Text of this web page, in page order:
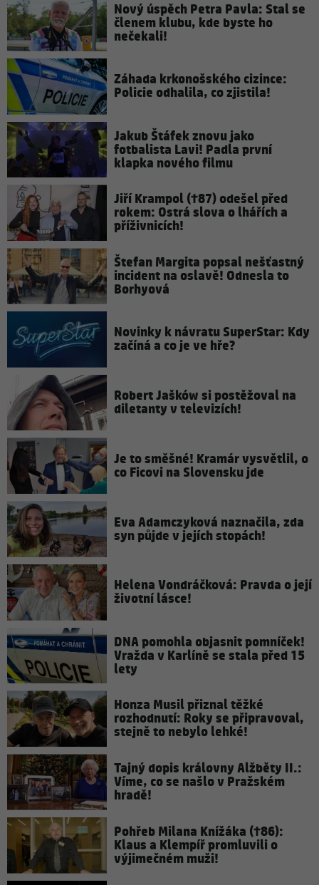
Nový úspěch Petra Pavla: Stal se
členem klubu, kde byste ho
nečekali!
Záhada krkonošského cizince:
Policie odhalila, co zjistila!
Jakub Štáfek znovu jako
fotbalista Lavi! Padla první
klapka nového filmu
Jiří Krampol (†87) odešel před
rokem: Ostrá slova o lhářích a
příživnicích!
Štefan Margita popsal nešťastný
incident na oslavě! Odnesla to
Borhyová
Novinky k návratu SuperStar: Kdy
začíná a co je ve hře?
Robert Jašków si postěžoval na
diletanty v televizích!
Je to směšné! Kramár vysvětlil, o
co Ficovi na Slovensku jde
Eva Adamczyková naznačila, zda
syn půjde v jejích stopách!
Helena Vondráčková: Pravda o její
životní lásce!
DNA pomohla objasnit pomníček!
Vražda v Karlíně se stala před 15
lety
Honza Musil přiznal těžké
rozhodnutí: Roky se připravoval,
stejně to nebylo lehké!
Tajný dopis královny Alžběty II.:
Víme, co se našlo v Pražském
hradě!
Pohřeb Milana Knížáka (†86):
Klaus a Klempíř promluvili o
výjimečném muži!